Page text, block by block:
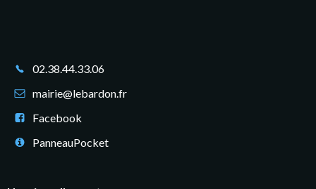
02.38.44.33.06
mairie@lebardon.fr
Facebook
PanneauPocket